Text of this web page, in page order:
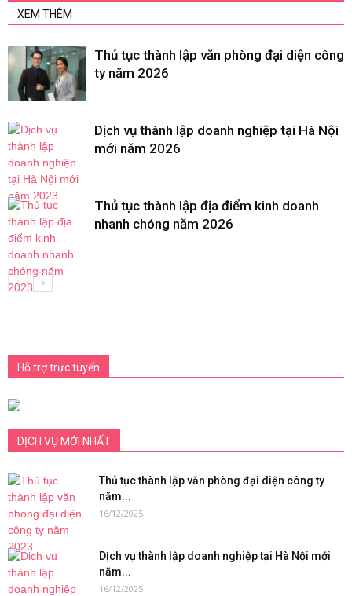
XEM THÊM
Thủ tục thành lập văn phòng đại diện công
ty năm 2026
Dịch vụ thành lập doanh nghiệp tại Hà Nội
mới năm 2026
Thủ tục thành lập địa điểm kinh doanh
nhanh chóng năm 2026
Hỗ trợ trực tuyến
DỊCH VỤ MỚI NHẤT
Thủ tục thành lập văn phòng đại diện công ty
năm...
16/12/2025
Dịch vụ thành lập doanh nghiệp tại Hà Nội mới
năm...
16/12/2025